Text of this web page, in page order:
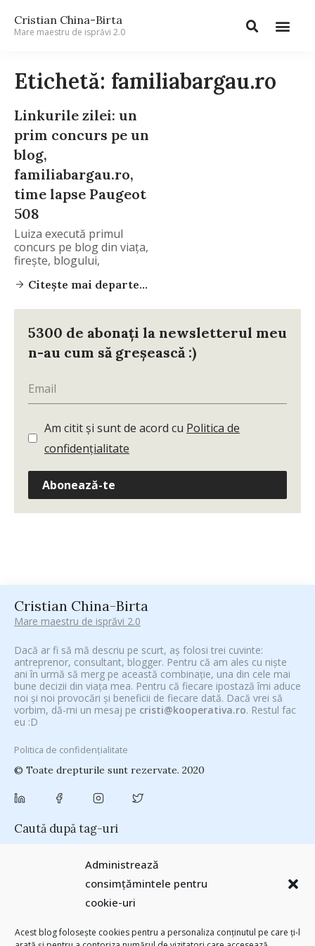
Administrează
consimțămintele pentru
cookie-uri
Acest blog folosește cookies pentru a personaliza conținutul pe care ți-l
Cristian China-Birta
Mare maestru de isprăvi 2.0
Etichetă: familiabargau.ro
Linkurile zilei: un
prim concurs pe un
blog,
familiabargau.ro,
time lapse Paugeot
508
Luiza execută primul
concurs pe blog din viaţa,
fireşte, blogului,
Citește mai departe...
5300 de abonați la newsletterul meu
n-au cum să greșească :)
Am citit și sunt de acord cu Politica de
confidențialitate
Abonează-te
Cristian China-Birta
Mare maestru de isprăvi 2.0
Dacă ar fi să mă descriu pe scurt, aș folosi trei cuvinte:
antreprenor, consultant, blogger. Pentru că am ales cu niște
ani în urmă să merg pe această combinație, una din cele mai
bune decizii din viața mea. Pentru că fiecare ipostază îmi aduce
noi și noi provocări și beneficii de fiecare dată. Dacă vrei să
vorbim, dă-mi un mesaj pe cristi@kooperativa.ro. Restul fac
eu :D
Politica de confidențialitate
© Toate drepturile sunt rezervate. 2020
Caută după tag-uri
#PoateVăInteresează(94)#PrinThailandaMea
(28)antena 3(24)Antreprenoriat
Autenticitate
(24) basescu(43)
campanie pentru bloggeri(29) champions league(25) chinezu